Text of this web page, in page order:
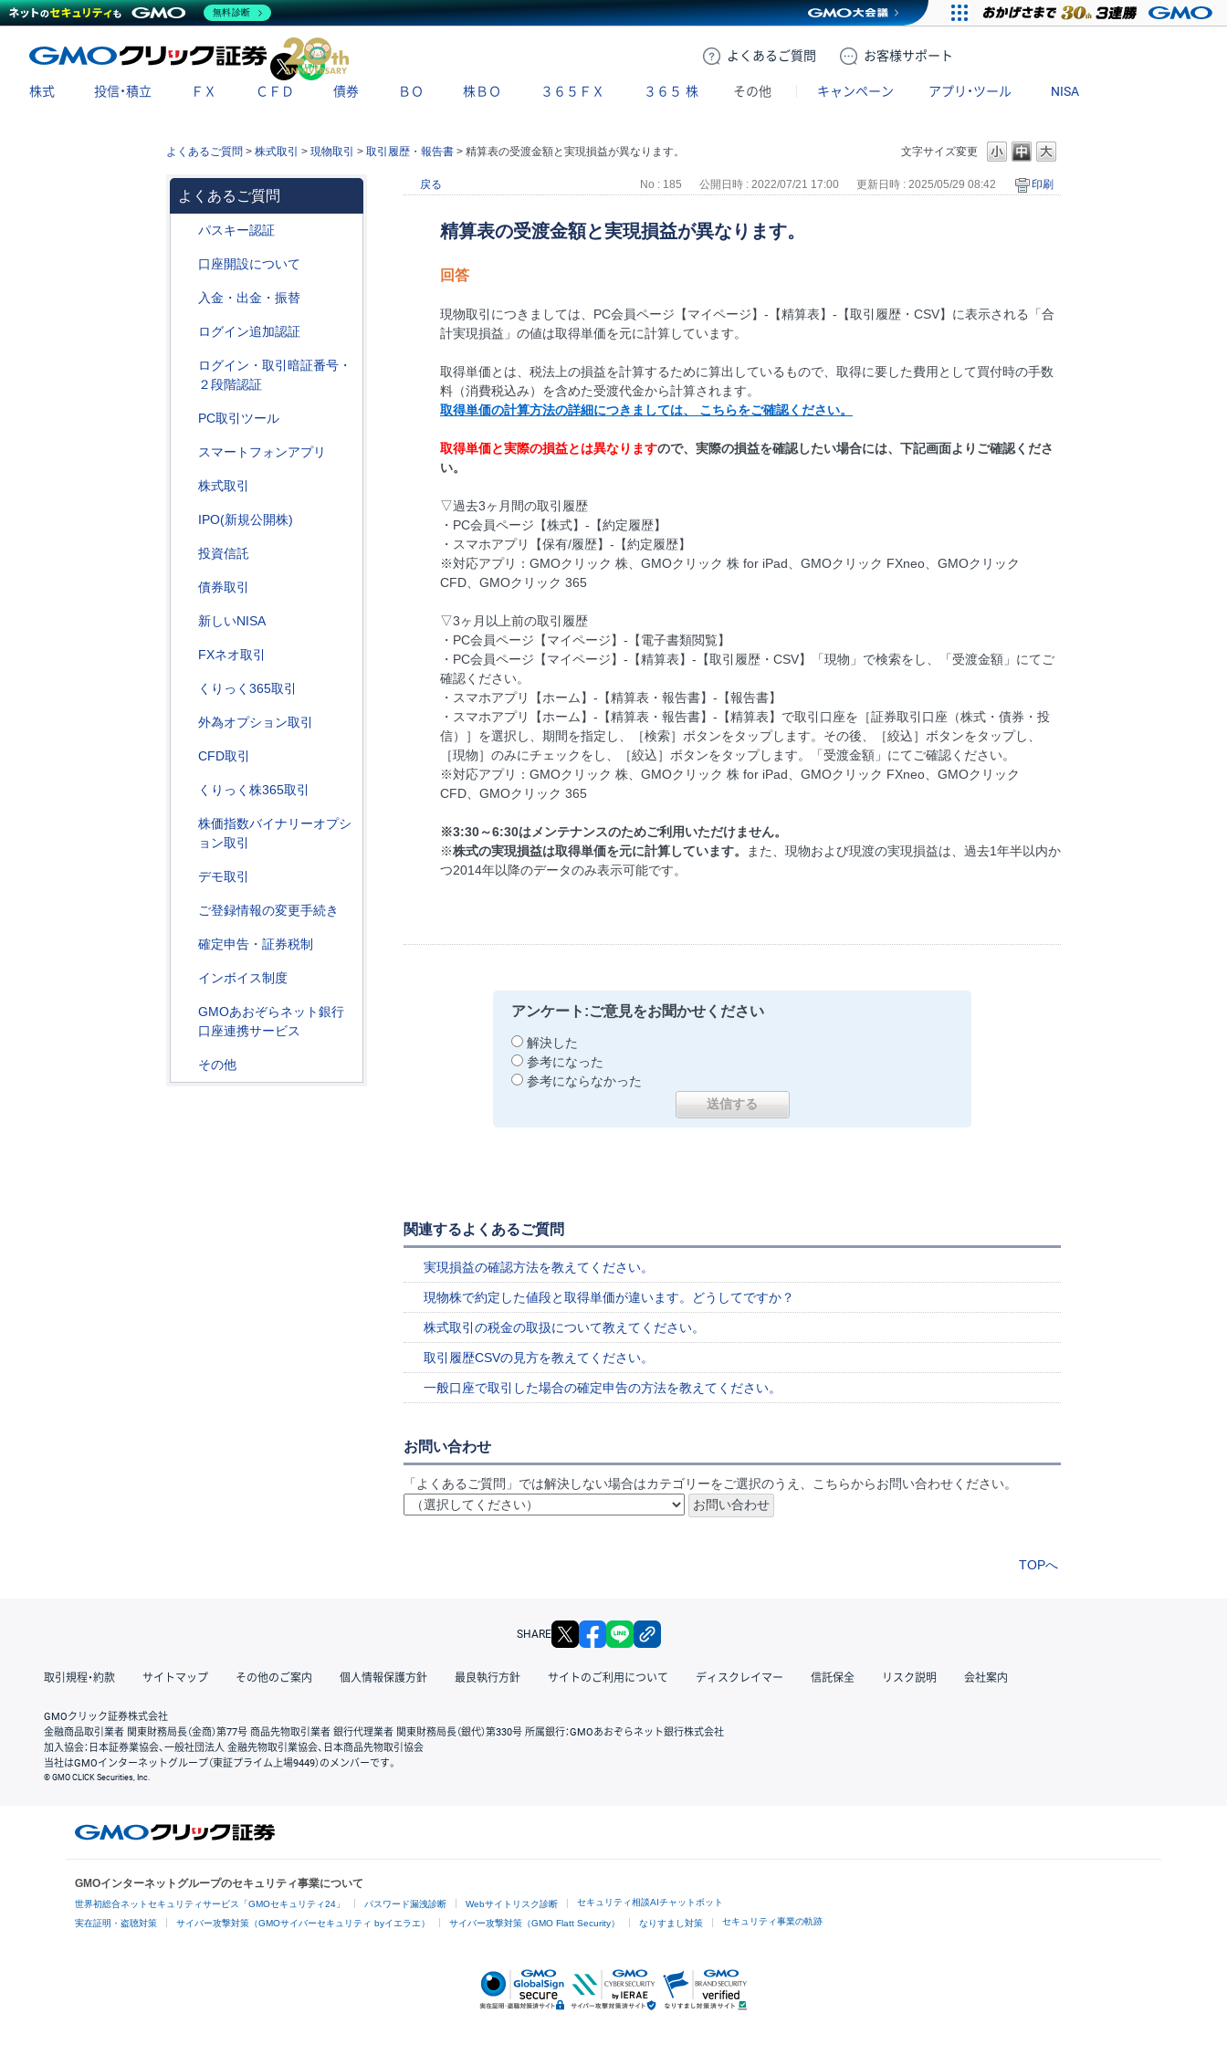
よくある ご質問 お客様サポート
X
株式 投信・積立 ＦＸ ＣＦＤ 債券 ＢＯ 株ＢＯ ３６５ＦＸ ３６５ 株 その他 キャンペーン アプリ・ツール NISA
文字サイズ変更
よくあるご質問 > 株式取引 > 現物取引 > 取引履歴・報告書 > 精算表の受渡金額と実現損益が異なります。
よくあるご質問
パスキー認証
口座開設について
入金・出金・振替
ログイン追加認証
ログイン・取引暗証番号・
２段階認証
PC取引ツール
スマートフォンアプリ
株式取引
IPO(新規公開株)
投資信託
債券取引
新しいNISA
FXネオ取引
くりっく365取引
外為オプション取引
CFD取引
くりっく株365取引
株価指数バイナリーオプシ
ョン取引
デモ取引
ご登録情報の変更手続き
確定申告・証券税制
インボイス制度
GMOあおぞらネット銀行
口座連携サービス
その他
戻る No : 185 公開日時 : 2022/07/21 17:00 更新日時 : 2025/05/29 08:42 印刷
精算表の受渡金額と実現損益が異なります。
回答
現物取引につきましては、PC会員ページ【マイページ】-【精算表】-【取引履歴・CSV】に表示される「合
計実現損益」の値は取得単価を元に計算しています。
取得単価とは、税法上の損益を計算するために算出しているもので、取得に要した費用として買付時の手数
料（消費税込み）を含めた受渡代金から計算されます。
取得単価の計算方法の詳細につきましては、 こちらをご確認ください。
取得単価と実際の損益とは異なりますので、実際の損益を確認したい場合には、下記画面よりご確認くださ
い。
▽過去3ヶ月間の取引履歴
・PC会員ページ【株式】-【約定履歴】
・スマホアプリ【保有/履歴】-【約定履歴】
※対応アプリ：GMOクリック 株、GMOクリック 株 for iPad、GMOクリック FXneo、GMOクリック
CFD、GMOクリック 365
▽3ヶ月以上前の取引履歴
・PC会員ページ【マイページ】-【電子書類閲覧】
・PC会員ページ【マイページ】-【精算表】-【取引履歴・CSV】「現物」で検索をし、「受渡金額」にてご
確認ください。
・スマホアプリ【ホーム】-【精算表・報告書】-【報告書】
・スマホアプリ【ホーム】-【精算表・報告書】-【精算表】で取引口座を［証券取引口座（株式・債券・投
信）］を選択し、期間を指定し、［検索］ボタンをタップします。その後、［絞込］ボタンをタップし、
［現物］のみにチェックをし、［絞込］ボタンをタップします。「受渡金額」にてご確認ください。
※対応アプリ：GMOクリック 株、GMOクリック 株 for iPad、GMOクリック FXneo、GMOクリック
CFD、GMOクリック 365
※3:30～6:30はメンテナンスのためご利用いただけません。
※株式の実現損益は取得単価を元に計算しています。
また、現物および現渡の実現損益は、過去1年半以内か
つ2014年以降のデータのみ表示可能です。
アンケート:ご意見をお聞かせください
解決した
参考になった
参考にならなかった
関連するよくあるご質問
実現損益の確認方法を教えてください。
現物株で約定した値段と取得単価が違います。どうしてですか？
株式取引の税金の取扱について教えてください。
取引履歴CSVの見方を教えてください。
一般口座で取引した場合の確定申告の方法を教えてください。
お問い合わせ
「よくあるご質問」では解決しない場合はカテゴリーをご選択のうえ、こちらからお問い合わせください。
TOPへ
SHARE X facebook
取引規程・約款 サイトマップ その他のご案内 個人情報保護方針 最良執行方針 サイトのご利用について ディスクレイマー 信託保全 リスク説明 会社案内
GMOクリック証券株式会社
金融商品取引業者 関東財務局長（金商）第77号 商品先物取引業者 銀行代理業者 関東財務局長（銀代）第330号 所属銀行：GMOあおぞらネット銀行株式会社
加入協会：日本証券業協会、一般社団法人 金融先物取引業協会、日本商品先物取引協会
当社はGMOインターネットグループ（東証プライム上場9449）のメンバーです。
© GMO CLICK Securities, Inc.
GMOインターネットグループのセキュリティ事業について
世界初総合ネットセキュリティサービス「GMOセキュリティ24」 パスワード漏洩診断 Webサイトリスク診断 セキュリティ相談AIチャットボット
実在証明・盗聴対策 サイバー攻撃対策（GMOサイバーセキュリティ byイエラエ） サイバー攻撃対策（GMO Flatt Security） なりすまし対策 セキュリティ事業の軌跡
無料診断